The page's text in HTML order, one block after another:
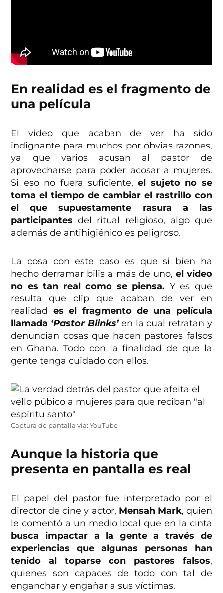
En realidad es el fragmento de
una película
El video que acaban de ver ha sido
indignante para muchos por obvias razones,
ya que varios acusan al pastor de
aprovecharse para poder acosar a mujeres.
Si eso no fuera suficiente,el sujeto no se
toma el tiempo de cambiar el rastrillo con
el que supuestamente rasura a las
participantes del ritual religioso, algo que
además de antihigiénico es peligroso.
La cosa con este caso es que si bien ha
hecho derramar bilis a más de uno, el video
no es tan real como se piensa. Y es que
resulta que clip que acaban de ver en
realidad es el fragmento de una película
llamada ‘Pastor Blinks’en la cual retratan y
denuncian cosas que hacen pastores falsos
en Ghana. Todo con la finalidad de que la
gente tenga cuidado con ellos.
Captura de pantalla vía: YouTube
Aunque la historia que
presenta en pantalla es real
El papel del pastor fue interpretado por el
director de cine y actor, Mensah Mark, quien
le comentó a un medio local que en la cinta
busca impactar a la gente a través de
experiencias que algunas personas han
tenido al toparse con pastores falsos,
quienes son capaces de todo con tal de
enganchar y engañar a sus víctimas.